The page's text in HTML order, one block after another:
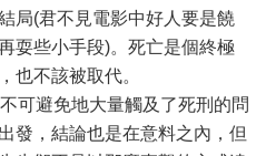
局(君不見電影中好人要是饒
耍些小手段)。死亡是個終極
也不該被取代。
避免地大量觸及了死刑的問
發，結論也是在意料之內，但